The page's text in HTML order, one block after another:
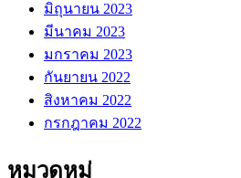
มิถุนายน 2023
มีนาคม 2023
มกราคม 2023
กันยายน 2022
สิงหาคม 2022
กรกฎาคม 2022
หมวดหมู่